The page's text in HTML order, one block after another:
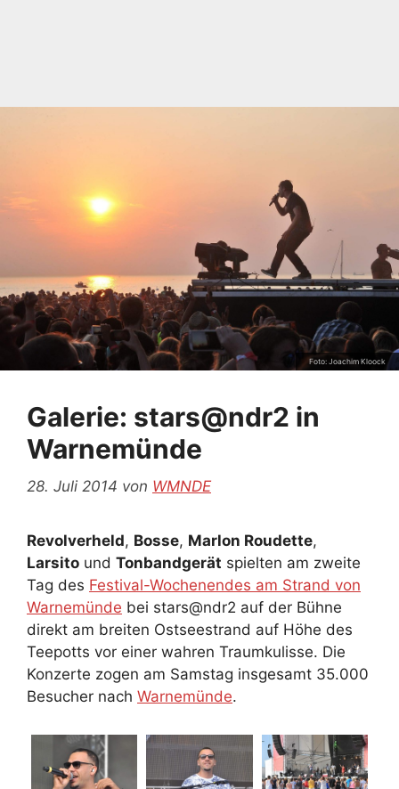
Foto: Joachim Kloock
Galerie: stars@ndr2 in
Warnemünde
28. Juli 2014 von WMNDE
Revolverheld, Bosse, Marlon Roudette,
Larsito und Tonbandgerät spielten am zweite
Tag des Festival-Wochenendes am Strand von
Warnemünde bei stars@ndr2 auf der Bühne
direkt am breiten Ostseestrand auf Höhe des
Teepotts vor einer wahren Traumkulisse. Die
Konzerte zogen am Samstag insgesamt 35.000
Besucher nach Warnemünde.